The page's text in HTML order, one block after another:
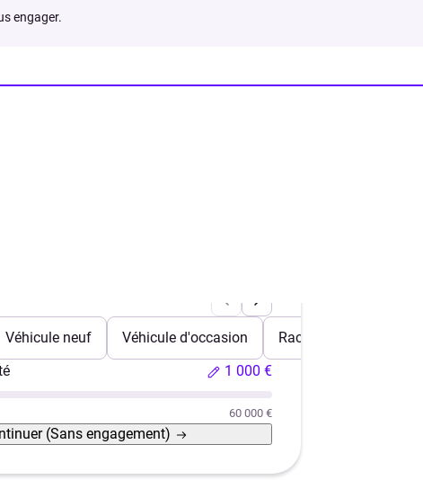
engager.
Véhicule neuf Véhicule d'occasion Rachat de crédits
1 000 €
60 000 €
(Sans engagement)